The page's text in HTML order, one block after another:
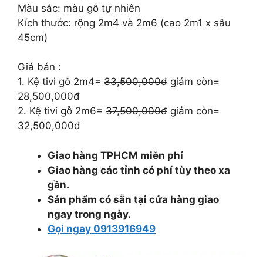
Màu sắc: màu gỗ tự nhiên
Kích thước: rộng 2m4 và 2m6 (cao 2m1 x sâu
45cm)
Giá bán :
1. Kệ tivi gỗ 2m4= 33,500,000đ giảm còn=
28,500,000đ
2. Kệ tivi gỗ 2m6= 37,500,000đ giảm còn=
32,500,000đ
Giao hàng TPHCM miễn phí
Giao hàng các tỉnh có phí tùy theo xa
gần.
Sản phẩm có sẵn tại cửa hàng giao
ngay trong ngày.
Gọi ngay 0913916949